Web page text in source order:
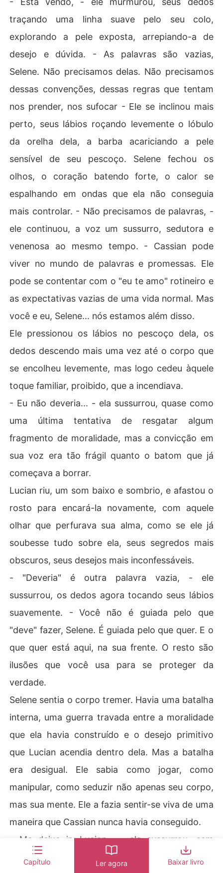
traçando uma linha suave pelo seu colo,
explorando a pele exposta, arrepiando-a de
desejo e dúvida. - As palavras são vazias,
Selene. Não precisamos delas. Não precisamos
dessas convenções, dessas regras que tentam
nos prender, nos sufocar - Ele se inclinou mais
perto, seus lábios roçando levemente o lóbulo
da orelha dela, a barba acariciando a pele
sensível de seu pescoço. Selene fechou os
olhos, o coração batendo forte, o calor se
espalhando em ondas que ela não conseguia
mais controlar. - Não precisamos de palavras, -
ele continuou, a voz um sussurro, sedutora e
venenosa ao mesmo tempo. - Cassian pode
viver no mundo de palavras e promessas. Ele
pode se contentar com o "eu te amo" rotineiro e
as expectativas vazias de uma vida normal. Mas
você e eu, Selene... nós estamos além disso.
Ele pressionou os lábios no pescoço dela, os
dedos descendo mais uma vez até o corpo que
se encolheu levemente, mas logo cedeu àquele
toque familiar, proibido, que a incendiava.
- Eu não deveria... - ela sussurrou, quase como
uma última tentativa de resgatar algum
fragmento de moralidade, mas a convicção em
sua voz era tão frágil quanto o batom que já
começava a borrar.
Lucian riu, um som baixo e sombrio, e afastou o
rosto para encará-la novamente, com aquele
olhar que perfurava sua alma, como se ele já
soubesse tudo sobre ela, seus segredos mais
obscuros, seus desejos mais inconfessáveis.
- "Deveria" é outra palavra vazia, - ele
sussurrou, os dedos agora tocando seus lábios
suavemente. - Você não é guiada pelo que
"deve" fazer, Selene. É guiada pelo que quer. E o
que quer está aqui, na sua frente. O resto são
ilusões que você usa para se proteger da
verdade.
Selene sentia o corpo tremer. Havia uma batalha
interna, uma guerra travada entre a moralidade
que ela havia construído e o desejo primitivo
que Lucian acendia dentro dela. Mas a batalha
era desigual. Ele sabia como jogar, como
manipular, como seduzir não apenas seu corpo,
mas sua mente. Ele a fazia sentir-se viva de uma
maneira que Cassian nunca havia conseguido.
- Me deixe ir, Lucian... - ela sussurrou, sem
acreditar realmente em suas próprias palavras.
Capítulo Ler agora Baixar livro